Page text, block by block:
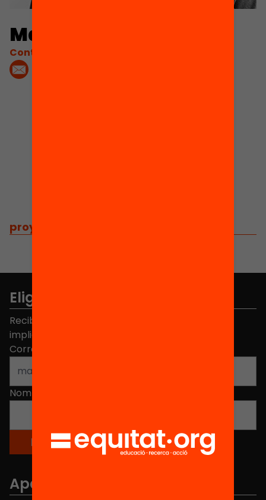
Maria Masip
Contacta'm:
proyectos
Elige equidad
Recibe contenidos, iniciativas y proyectos para
implicarte.
Correo electrónico
Nombre
Apartados